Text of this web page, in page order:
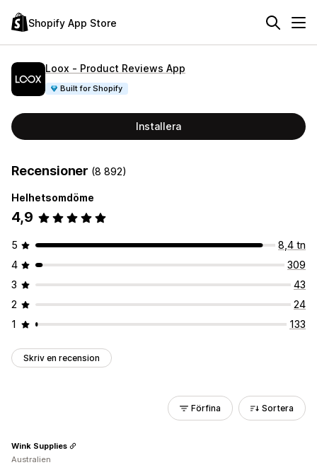
Shopify App Store
Loox ‑ Product Reviews App
Built for Shopify
Installera
Recensioner (8 892)
Helhetsomdöme
4,9
5
8,4 tn
4
309
3
43
2
24
1
133
Skriv en recension
Förfina Sortera
Wink Supplies
Australien